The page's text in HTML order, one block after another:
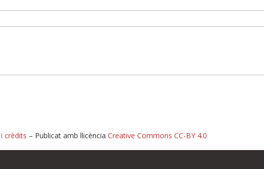
crèdits – Publicat amb llicència Creative Commons CC-BY 4.0